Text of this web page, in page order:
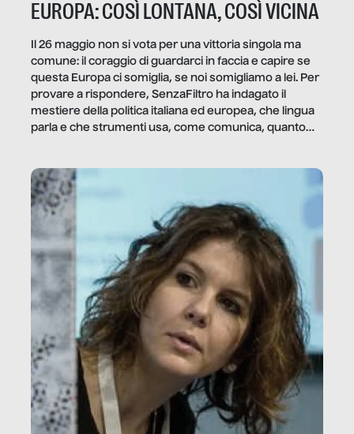
EUROPA: COSÌ LONTANA, COSÌ VICINA
Il 26 maggio non si vota per una vittoria singola ma
comune: il coraggio di guardarci in faccia e capire se
questa Europa ci somiglia, se noi somigliamo a lei. Per
provare a rispondere, SenzaFiltro ha indagato il
mestiere della politica italiana ed europea, che lingua
parla e che strumenti usa, come comunica, quanto